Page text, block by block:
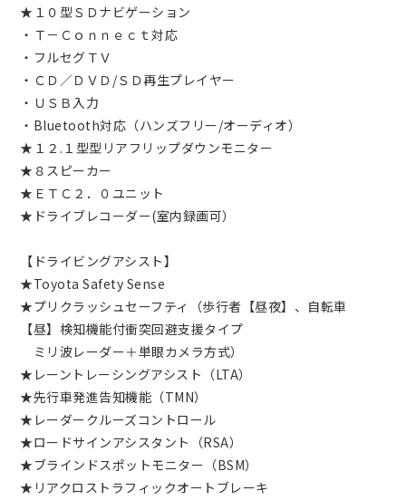
★１０型ＳＤナビゲーション
・Ｔ－Ｃｏｎｎｅｃｔ対応
・フルセグＴＶ
・ＣＤ／ＤＶＤ/ＳＤ再生プレイヤー
・ＵＳＢ入力
・Bluetooth対応（ハンズフリー/オーディオ）
★１２.１型型リアフリップダウンモニター
★８スピーカー
★ＥＴＣ２．０ユニット
★ドライブレコーダー(室内録画可）
【ドライビングアシスト】
★Toyota Safety Sense
★プリクラッシュセーフティ（歩行者【昼夜】、自転車
【昼】検知機能付衝突回避支援タイプ
ミリ波レーダー＋単眼カメラ方式）
★レーントレーシングアシスト（LTA）
★先行車発進告知機能（TMN）
★レーダークルーズコントロール
★ロードサインアシスタント（RSA）
★ブラインドスポットモニター（BSM）
★リアクロストラフィックオートブレーキ